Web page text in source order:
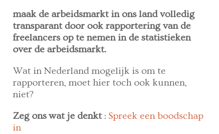
maak de arbeidsmarkt in ons land volledig
transparant door ook rapportering van de
freelancers op te nemen in de statistieken
over de arbeidsmarkt.
Wat in Nederland mogelijk is om te
rapporteren, moet hier toch ook kunnen,
niet?
Zeg ons wat je denkt:Spreek een boodschap
in